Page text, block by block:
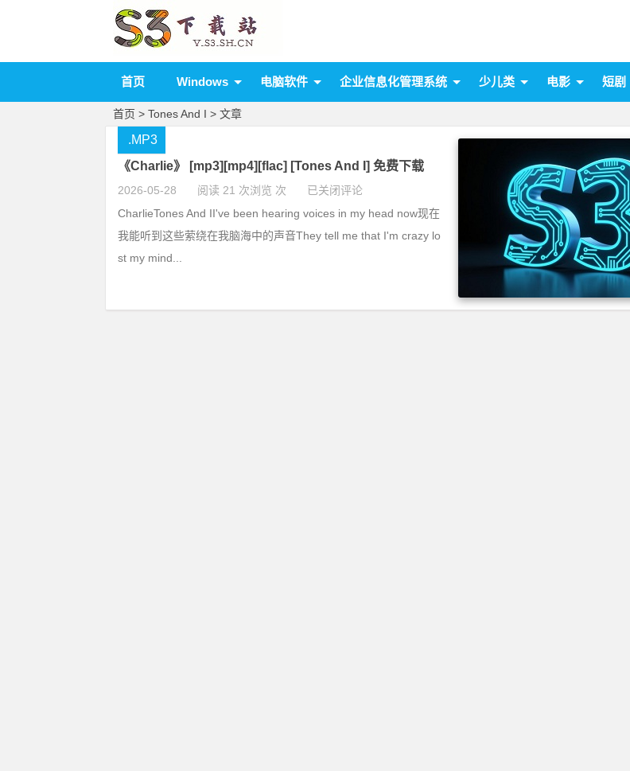
首页 Windows 电脑软件 企业信息化管理系统 少儿类 电影 短剧
首页 > Tones And I > 文章
《Charlie》 [mp3][mp4][flac] [Tones And I] 免费下载
2026-05-28 阅读 21 次浏览 次 已关闭评论
.MP3
CharlieTones And II've been hearing voices in my head now现在
我能听到这些萦绕在我脑海中的声音They tell me that I'm crazy lo
st my mind...